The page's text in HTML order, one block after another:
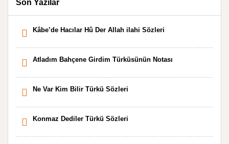
Son Yazılar
Kâbe’de Hacılar Hû Der Allah ilahi Sözleri
Atladım Bahçene Girdim Türküsünün Notası
Ne Var Kim Bilir Türkü Sözleri
Konmaz Dediler Türkü Sözleri